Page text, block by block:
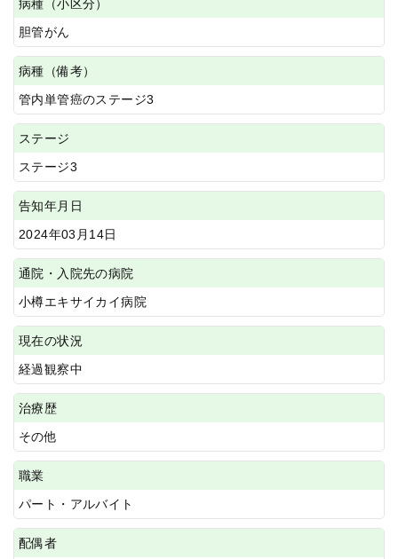
病種（小区分）
胆管がん
病種（備考）
管内単管癌のステージ3
ステージ
ステージ3
告知年月日
2024年03月14日
通院・入院先の病院
小樽エキサイカイ病院
現在の状況
経過観察中
治療歴
その他
職業
パート・アルバイト
配偶者